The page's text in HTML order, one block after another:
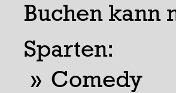
Buchen kann
Sparten:
Comedy